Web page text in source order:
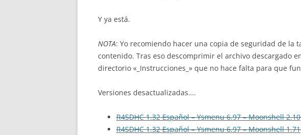
Y ya está.
NOTA: Yo recomiendo hacer una copia de seguridad de la
contenido. Tras eso descomprimir el archivo descargado
directorio «_Instrucciones_» que no hace falta para que
Versiones desactualizadas….
R4SDHC 1.32 Español – Ysmenu 6.97 – Moonshell 2.10
R4SDHC 1.32 Español – Ysmenu 6.97 – Moonshell 1.71